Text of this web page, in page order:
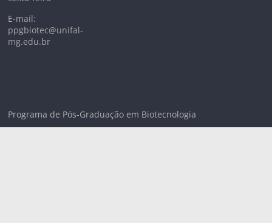
E-mail:
ppgbiotec@unifal-
mg.edu.br
Programa de Pós-Graduação em Biotecnologia